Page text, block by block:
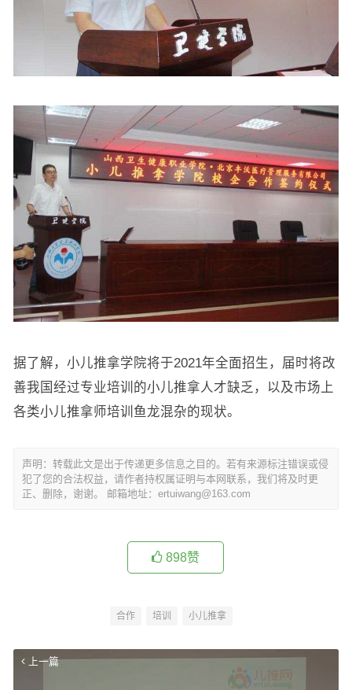
据了解，小儿推拿学院将于2021年全面招生，届时将改
善我国经过专业培训的小儿推拿人才缺乏，以及市场上
各类小儿推拿师培训鱼龙混杂的现状。
声明：转载此文是出于传递更多信息之目的。若有来源标注错误或侵
犯了您的合法权益，请作者持权属证明与本网联系，我们将及时更
正、删除，谢谢。 邮箱地址：ertuiwang@163.com
898赞
合作 培训 小儿推拿
上一篇